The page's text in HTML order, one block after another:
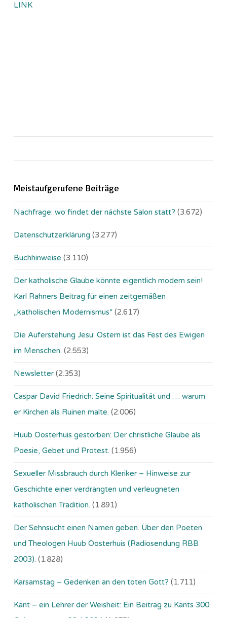
LINK
Meistaufgerufene Beiträge
Nachfrage: wo findet der nächste Salon statt? (3.672)
Datenschutzerklärung (3.277)
Buchhinweise (3.110)
Der katholische Glaube könnte eigentlich modern sein!
Karl Rahners Beitrag für einen zeitgemäßen
„katholischen Modernismus“ (2.617)
Die Auferstehung Jesu: Ostern ist das Fest des Ewigen
im Menschen. (2.553)
Newsletter (2.353)
Caspar David Friedrich: Seine Spiritualität und … warum
er Kirchen als Ruinen malte. (2.006)
Huub Oosterhuis gestorben: Der christliche Glaube als
Poesie, Gebet und Protest. (1.956)
Sexueller Missbrauch durch Kleriker – Hinweise zur
Geschichte einer verdrängten und verleugneten
katholischen Tradition. (1.891)
Der Sehnsucht einen Namen geben. Über den Poeten
und Theologen Huub Oosterhuis (Ra­dio­sen­dung RBB
2003). (1.828)
Karsamstag – Gedenken an den toten Gott? (1.711)
Kant – ein Lehrer der Weisheit: Ein Beitrag zu Kants 300.